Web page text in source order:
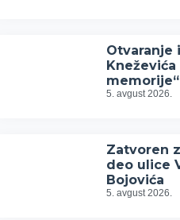
Otvaranje
Kneževića
memorije“
5. avgust 2026.
Zatvoren
deo ulice
Bojovića
5. avgust 2026.